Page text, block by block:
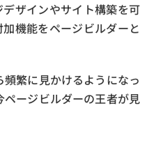
ザインやサイト構築を可
機能をページビルダーと
繁に見かけるようになっ
ージビルダーの王者が見